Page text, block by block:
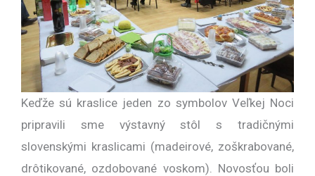
Keďže sú kraslice jeden zo symbolov Veľkej Noci
pripravili sme výstavný stôl s tradičnými
slovenskými kraslicami (madeirové, zoškrabované,
drôtikované, ozdobované voskom). Novosťou boli